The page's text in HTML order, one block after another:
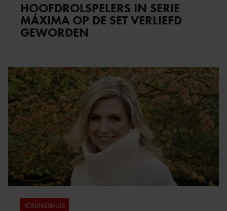
HOOFDROLSPELERS IN SERIE
MÁXIMA OP DE SET VERLIEFD
GEWORDEN
KONINGSHUIS